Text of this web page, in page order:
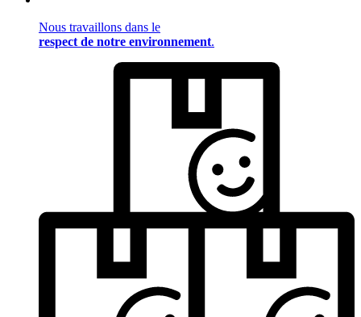
Nous travaillons dans le
respect de notre environnement.